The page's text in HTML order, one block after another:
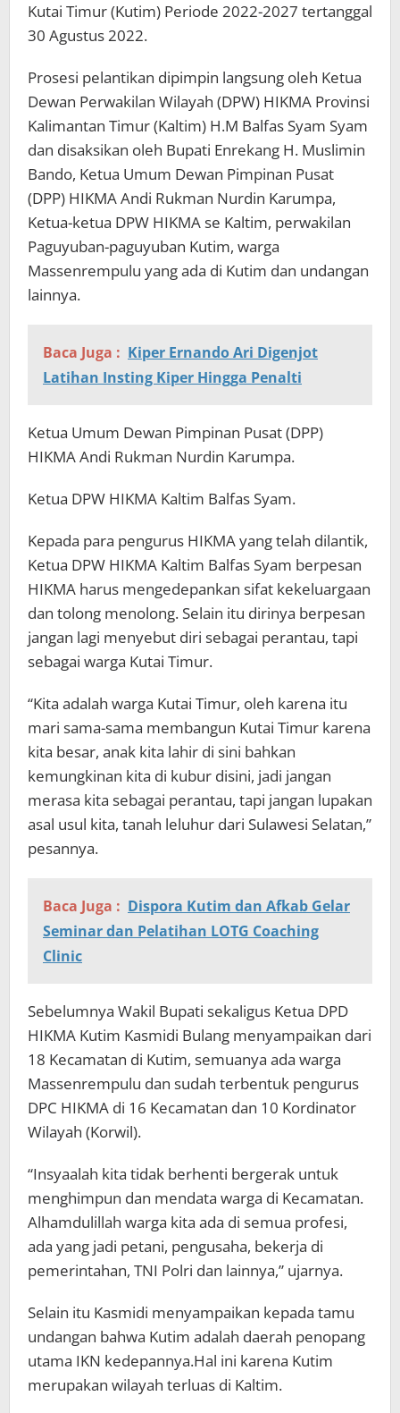
Kutai Timur (Kutim) Periode 2022-2027 tertanggal
30 Agustus 2022.
Prosesi pelantikan dipimpin langsung oleh Ketua
Dewan Perwakilan Wilayah (DPW) HIKMA Provinsi
Kalimantan Timur (Kaltim) H.M Balfas Syam Syam
dan disaksikan oleh Bupati Enrekang H. Muslimin
Bando, Ketua Umum Dewan Pimpinan Pusat
(DPP) HIKMA Andi Rukman Nurdin Karumpa,
Ketua-ketua DPW HIKMA se Kaltim, perwakilan
Paguyuban-paguyuban Kutim, warga
Massenrempulu yang ada di Kutim dan undangan
lainnya.
Baca Juga : Kiper Ernando Ari Digenjot
Latihan Insting Kiper Hingga Penalti
Ketua Umum Dewan Pimpinan Pusat (DPP)
HIKMA Andi Rukman Nurdin Karumpa.
Ketua DPW HIKMA Kaltim Balfas Syam.
Kepada para pengurus HIKMA yang telah dilantik,
Ketua DPW HIKMA Kaltim Balfas Syam berpesan
HIKMA harus mengedepankan sifat kekeluargaan
dan tolong menolong. Selain itu dirinya berpesan
jangan lagi menyebut diri sebagai perantau, tapi
sebagai warga Kutai Timur.
“Kita adalah warga Kutai Timur, oleh karena itu
mari sama-sama membangun Kutai Timur karena
kita besar, anak kita lahir di sini bahkan
kemungkinan kita di kubur disini, jadi jangan
merasa kita sebagai perantau, tapi jangan lupakan
asal usul kita, tanah leluhur dari Sulawesi Selatan,”
pesannya.
Baca Juga : Dispora Kutim dan Afkab Gelar
Seminar dan Pelatihan LOTG Coaching
Clinic
Sebelumnya Wakil Bupati sekaligus Ketua DPD
HIKMA Kutim Kasmidi Bulang menyampaikan dari
18 Kecamatan di Kutim, semuanya ada warga
Massenrempulu dan sudah terbentuk pengurus
DPC HIKMA di 16 Kecamatan dan 10 Kordinator
Wilayah (Korwil).
“Insyaalah kita tidak berhenti bergerak untuk
menghimpun dan mendata warga di Kecamatan.
Alhamdulillah warga kita ada di semua profesi,
ada yang jadi petani, pengusaha, bekerja di
pemerintahan, TNI Polri dan lainnya,” ujarnya.
Selain itu Kasmidi menyampaikan kepada tamu
undangan bahwa Kutim adalah daerah penopang
utama IKN kedepannya.Hal ini karena Kutim
merupakan wilayah terluas di Kaltim.